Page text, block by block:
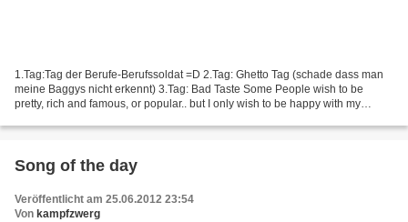
1.Tag:Tag der Berufe-Berufssoldat =D 2.Tag: Ghetto Tag (schade dass man
meine Baggys nicht erkennt) 3.Tag: Bad Taste Some People wish to be
pretty, rich and famous, or popular.. but I only wish to be happy with my
Song of the day
Veröffentlicht am 25.06.2012 23:54
Von kampfzwerg